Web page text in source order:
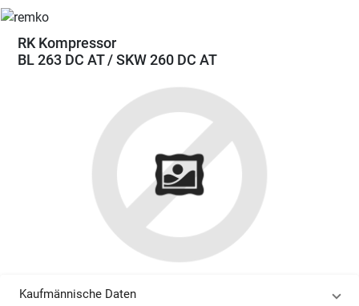
RK Kompressor
BL 263 DC AT / SKW 260 DC AT
Kaufmännische Daten